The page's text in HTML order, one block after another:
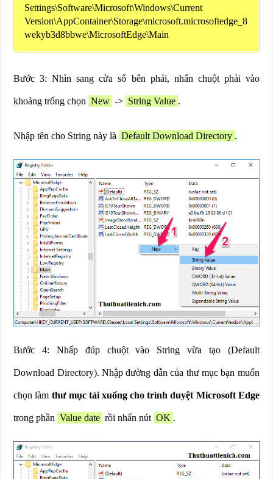
Settings\Software\Microsoft\Windows\Current
Version\AppContainer\Storage\microsoft.microsoftedge_8
wekyb3d8bbwe\MicrosoftEdge\Main
Bước 3: Nhìn sang cửa sổ bên phải, nhấn chuột phải vào
khoảng trống chọn New -> String Value .
Nhập tên cho String này là Default Download Directory .
Bước 4: Nhấp đúp chuột vào String vừa tạo (Default
Download Directory). Nhập đường dẫn của thư mục bạn muốn
chọn làm thư mục tải xuống cho trình duyệt Microsoft Edge
trong phần Value date rồi nhấn nút OK .